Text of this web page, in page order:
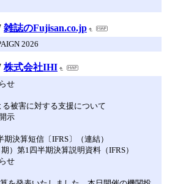
雑誌のFujisan.co.jp
2026
株式会社IHI
せ
被害に対する支援について
示
決算短信〔IFRS〕（連結）
）第1四半期決算説明資料（IFRS）
せ